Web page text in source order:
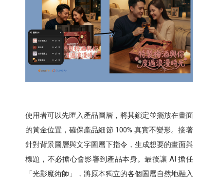
使用者可以先匯入產品圖層，將其鎖定並擺放在畫面
的黃金位置，確保產品細節 100% 真實不變形。接著
針對背景圖層與文字圖層下指令，生成想要的畫面與
標題，不必擔心會影響到產品本身。最後讓 AI 擔任
「光影魔術師」，將原本獨立的各個圖層自然地融入